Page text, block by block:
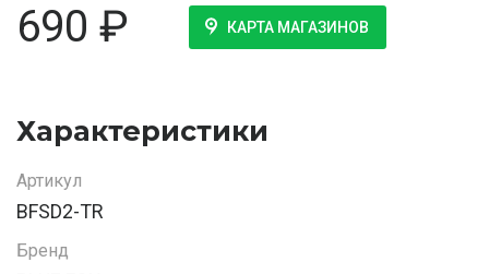
690 ₽ КАРТА МАГАЗИНОВ
Характеристики
Артикул
BFSD2-TR
Бренд